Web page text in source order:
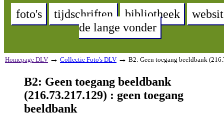
foto's tijdschriften bibliotheek
de lange vonder
Homepage DLV → Collectie Foto's DLV → B2: Geen toegang beeldbank
B2: Geen toegang beeldbank
(216.73.217.129) : geen toegang
beeldbank